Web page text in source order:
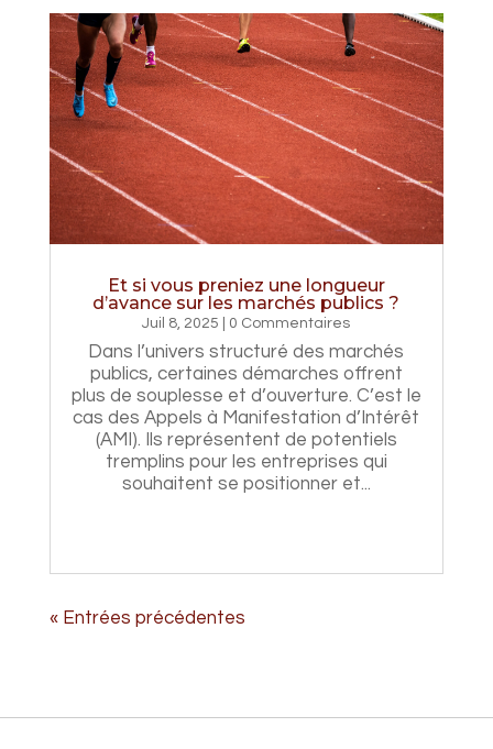
Et si vous preniez une longueur
d’avance sur les marchés publics ?
Juil 8, 2025 | 0 Commentaires
Dans l’univers structuré des marchés
publics, certaines démarches offrent
plus de souplesse et d’ouverture. C’est le
cas des Appels à Manifestation d’Intérêt
(AMI). Ils représentent de potentiels
tremplins pour les entreprises qui
souhaitent se positionner et...
« Entrées précédentes